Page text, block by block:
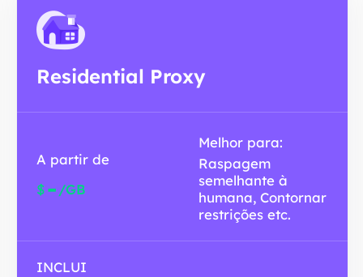
Residential Proxy
A partir de
$- /GB
Melhor para:
Raspagem
semelhante à
humana, Contornar
restrições etc.
INCLUI